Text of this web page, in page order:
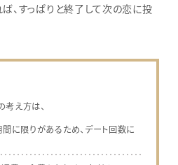
、すっぱりと終了して次の恋に投
え方は、
に限りがあるため、デート回数に